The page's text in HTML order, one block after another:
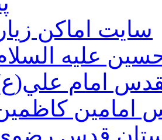
سایت اماکن
عليه
امام
امامين
قدس